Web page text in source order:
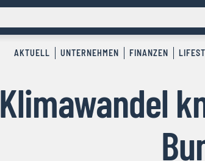
AKTUELL UNTERNEHMEN FINANZEN
Klimawandel